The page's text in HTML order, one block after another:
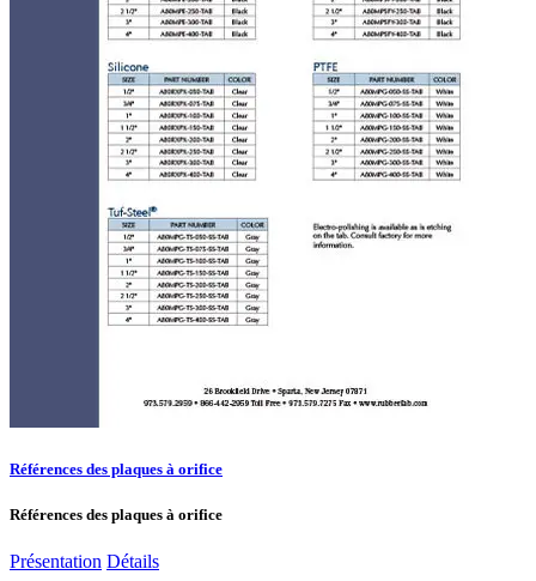
Références des plaques à orifice
Références des plaques à orifice
Présentation Détails